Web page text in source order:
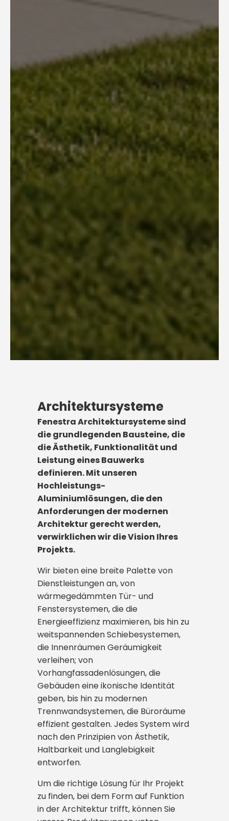
Architektursysteme
Fenestra Architektursysteme sind
die grundlegenden Bausteine, die
die Ästhetik, Funktionalität und
Leistung eines Bauwerks
definieren. Mit unseren
Hochleistungs-
Aluminiumlösungen, die den
Anforderungen der modernen
Architektur gerecht werden,
verwirklichen wir die Vision Ihres
Projekts.
Wir bieten eine breite Palette von
Dienstleistungen an, von
wärmegedämmten Tür- und
Fenstersystemen, die die
Energieeffizienz maximieren, bis hin zu
weitspannenden Schiebesystemen,
die Innenräumen Geräumigkeit
verleihen; von
Vorhangfassadenlösungen, die
Gebäuden eine ikonische Identität
geben, bis hin zu modernen
Trennwandsystemen, die Büroräume
effizient gestalten. Jedes System wird
nach den Prinzipien von Ästhetik,
Haltbarkeit und Langlebigkeit
entworfen.
Um die richtige Lösung für Ihr Projekt
zu finden, bei dem Form auf Funktion
in der Architektur trifft, können Sie